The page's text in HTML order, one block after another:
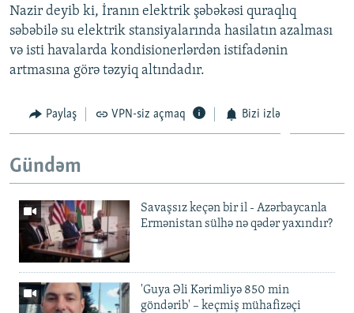
Nazir deyib ki, İranın elektrik şəbəkəsi quraqlıq
səbəbilə su elektrik stansiyalarında hasilatın azalması
və isti havalarda kondisionerlərdən istifadənin
artmasına görə təzyiq altındadır.
Paylaş VPN-siz açmaq Bizi izlə
Gündəm
Savaşsız keçən bir il - Azərbaycanla
Ermənistan sülhə nə qədər yaxındır?
'Guya Əli Kərimliyə 850 min
göndərib' – keçmiş mühafizəçi